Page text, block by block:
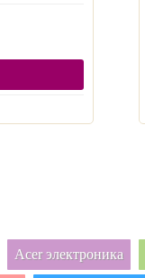
Acer электроника